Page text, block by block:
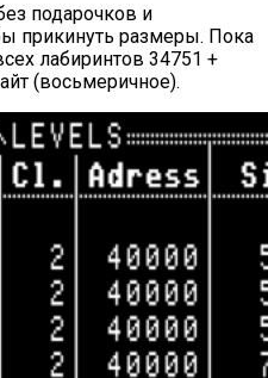
подарочков и
прикинуть размеры. Пока
лабиринтов 34751 +
(восьмеричное).